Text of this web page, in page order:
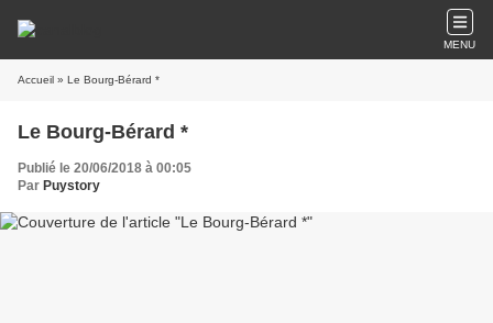
MENU
Accueil » Le Bourg-Bérard *
Le Bourg-Bérard *
Publié le 20/06/2018 à 00:05
Par Puystory